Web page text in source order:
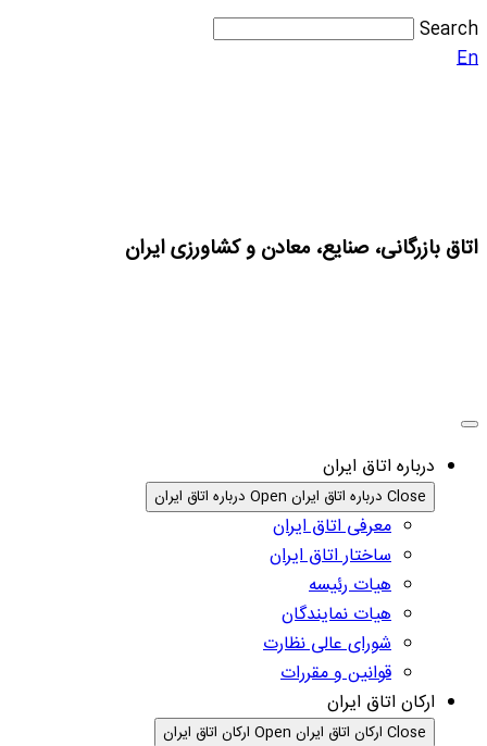
Search
En
اتاق بازرگانی، صنایع، معادن و کشاورزی ایران
درباره اتاق ایران
Close درباره اتاق ایران Open درباره اتاق ایران
معرفی اتاق ایران
ساختار اتاق ایران
هیات رئیسه
هیات نمایندگان
شورای عالی نظارت
قوانین و مقررات
ارکان اتاق ایران
Close ارکان اتاق ایران Open ارکان اتاق ایران